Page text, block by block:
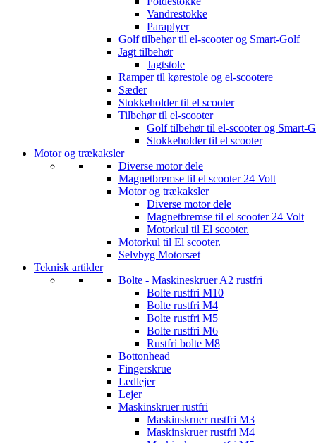
Vandrestokke
Paraplyer
Golf tilbehør til el-scooter og Smart-Golf
Jagt tilbehør
Jagtstole
Ramper til kørestole og el-scootere
Sæder
Stokkeholder til el scooter
Tilbehør til el-scooter
Golf tilbehør til el-scooter og Smart-
Stokkeholder til el scooter
Motor og trækaksler
Diverse motor dele
Magnetbremse til el scooter 24 Volt
Motor og trækaksler
Diverse motor dele
Magnetbremse til el scooter 24 Volt
Motorkul til El scooter.
Motorkul til El scooter.
Selvbyg Motorsæt
Teknisk artikler
Bolte - Maskineskruer A2 rustfri
Bolte rustfri M10
Bolte rustfri M4
Bolte rustfri M5
Bolte rustfri M6
Rustfri bolte M8
Bottonhead
Fingerskrue
Ledlejer
Lejer
Maskinskruer rustfri
Maskinskruer rustfri M3
Maskinskruer rustfri M4